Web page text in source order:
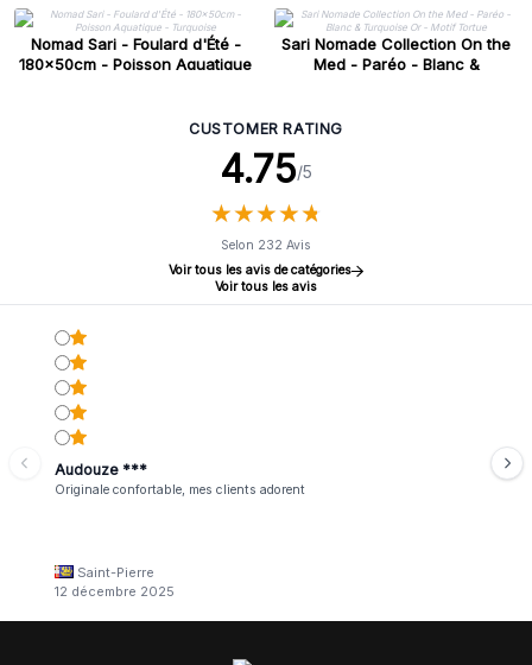
Nomad Sari - Foulard d'Été -
180x50cm - Poisson Aquatique
Sari Nomade Collection On the
Med - Paréo - Blanc &
CUSTOMER RATING
4.75/5
★★★★★
★★★★★
Selon 232 Avis
Voir tous les avis de catégories
Voir tous les avis
Audouze ***
Originale confortable, mes clients adorent
Saint-Pierre
12 décembre 2025